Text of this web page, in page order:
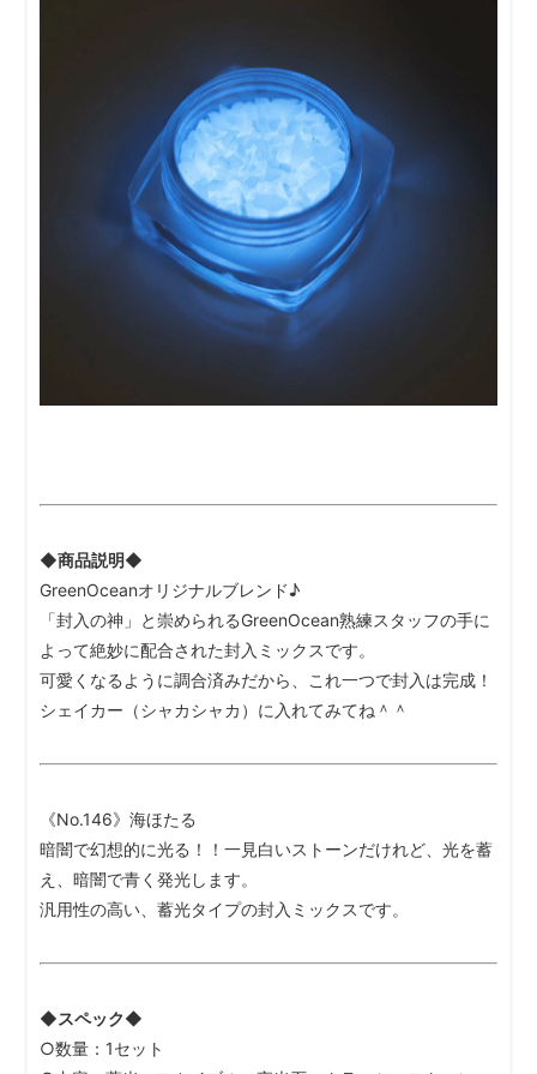
◆商品説明◆
GreenOceanオリジナルブレンド♪
「封入の神」と崇められるGreenOcean熟練スタッフの手に
よって絶妙に配合された封入ミックスです。
可愛くなるように調合済みだから、これ一つで封入は完成！
シェイカー（シャカシャカ）に入れてみてね＾＾
《No.146》海ほたる
暗闇で幻想的に光る！！一見白いストーンだけれど、光を蓄
え、暗闇で青く発光します。
汎用性の高い、蓄光タイプの封入ミックスです。
◆スペック◆
○数量：1セット